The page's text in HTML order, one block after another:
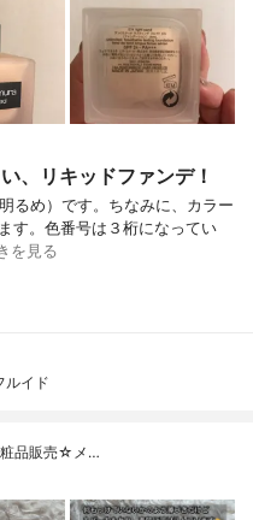
、リキッドファンデ！
るめ）です。ちなみに、カラー
す。色番号は３桁になってい
を見る
ルイド
粧品販売☆メ…